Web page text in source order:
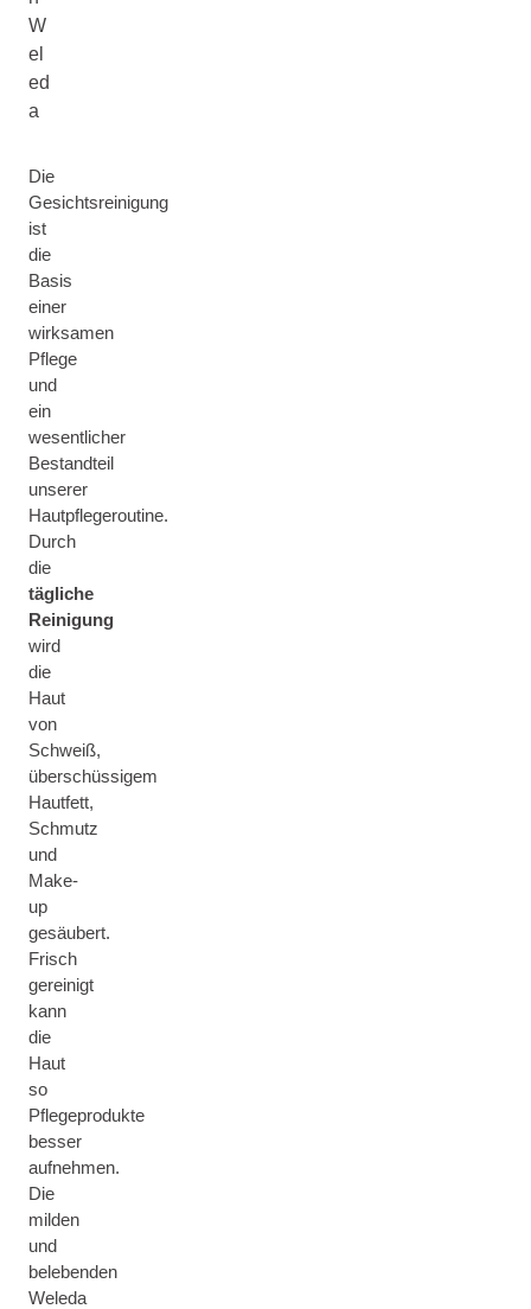
W
el
ed
a
Die
Gesichtsreinigung
ist
die
Basis
einer
wirksamen
Pflege
und
ein
wesentlicher
Bestandteil
unserer
Hautpflegeroutine.
Durch
die
tägliche
Reinigung
wird
die
Haut
von
Schweiß,
überschüssigem
Hautfett,
Schmutz
und
Make-
up
gesäubert.
Frisch
gereinigt
kann
die
Haut
so
Pflegeprodukte
besser
aufnehmen.
Die
milden
und
belebenden
Weleda